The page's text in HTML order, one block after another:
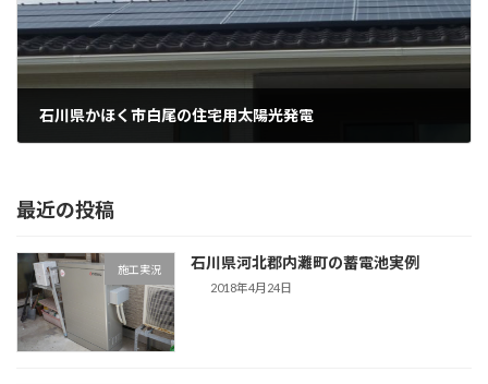
石川県かほく市白尾の住宅用太陽光発電
最近の投稿
施工実況 石川県河北郡内灘町の蓄電池実例
2018年4月24日